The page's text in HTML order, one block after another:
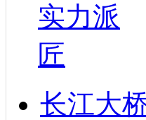
实力派
匠
长江大